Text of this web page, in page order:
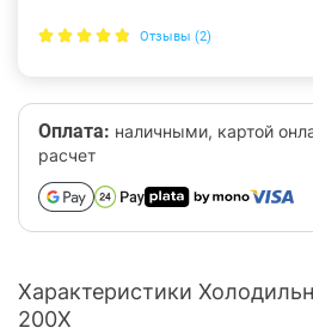
Отзывы (2)
Оплата: наличными, картой
расчет
Характеристики
200X